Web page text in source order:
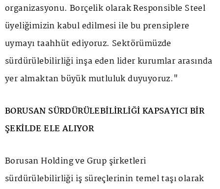
organizasyonu. Borçelik olarak Responsible Steel
üyeliğimizin kabul edilmesi ile bu prensiplere
uymayı taahhüt ediyoruz. Sektörümüzde
sürdürülebilirliği inşa eden lider kurumlar arasında
yer almaktan büyük mutluluk duyuyoruz."
BORUSAN SÜRDÜRÜLEBİLİRLİĞİ KAPSAYICI BİR
ŞEKİLDE ELE ALIYOR
Borusan Holding ve Grup şirketleri
sürdürülebilirliği iş süreçlerinin temel taşı olarak